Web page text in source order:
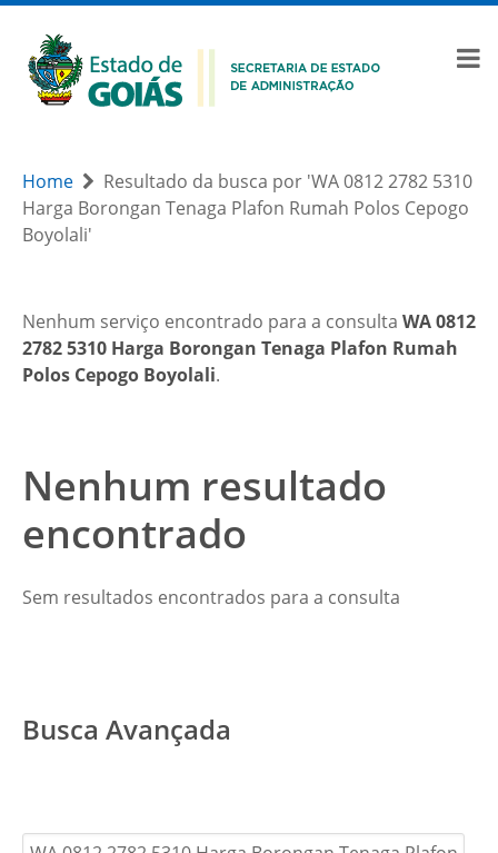
Home
Resultado da busca por 'WA 0812 2782 5310
Harga Borongan Tenaga Plafon Rumah Polos Cepogo
Boyolali'
Nenhum serviço encontrado para a consulta WA 0812
2782 5310 Harga Borongan Tenaga Plafon Rumah
Polos Cepogo Boyolali.
Nenhum resultado
encontrado
Sem resultados encontrados para a consulta
Busca Avançada